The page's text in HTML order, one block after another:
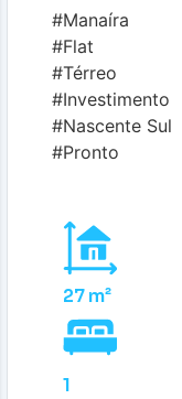
#Manaíra
#Flat
#Térreo
#Investimento
#Nascente Sul
#Pronto
27 m²
1